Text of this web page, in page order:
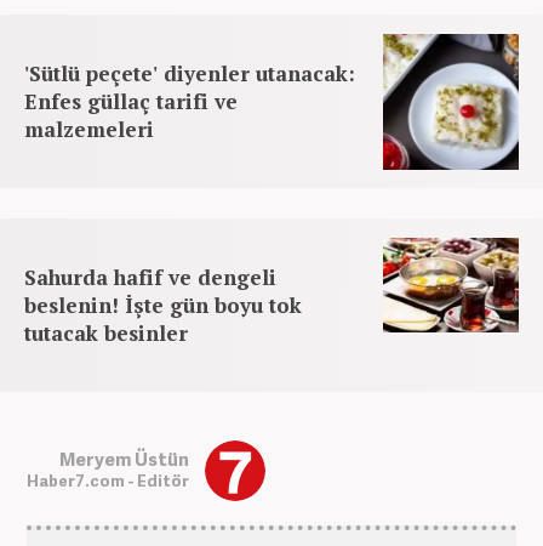
'Sütlü peçete' diyenler utanacak:
Enfes güllaç tarifi ve
malzemeleri
Sahurda hafif ve dengeli
beslenin! İşte gün boyu tok
tutacak besinler
Meryem Üstün
Haber7.com - Editör